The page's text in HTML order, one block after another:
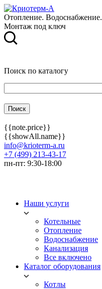
Отопление. Водоснабжение.
Монтаж под ключ
Поиск по каталогу
{{note.price}}
{{showAll.name}}
info@krioterm-a.ru
+7 (499) 213-43-17
пн-пт: 9:30-18:00
Наши услуги
Котельные
Отопление
Водоснабжение
Канализация
Все включено
Каталог оборудования
Котлы